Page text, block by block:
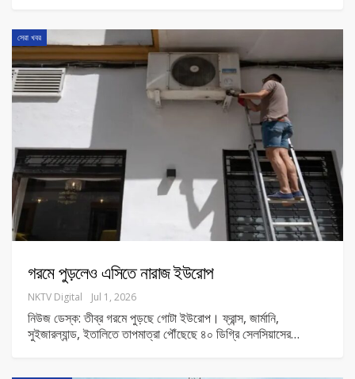
সেরা খবর
গরমে পুড়লেও এসিতে নারাজ ইউরোপ
NKTV Digital Jul 1, 2026
নিউজ ডেস্ক: তীব্র গরমে পুড়ছে গোটা ইউরোপ। ফ্রান্স, জার্মানি,
সুইজারল্যান্ড, ইতালিতে তাপমাত্রা পৌঁছেছে ৪০ ডিগ্রি সেলসিয়াসের…